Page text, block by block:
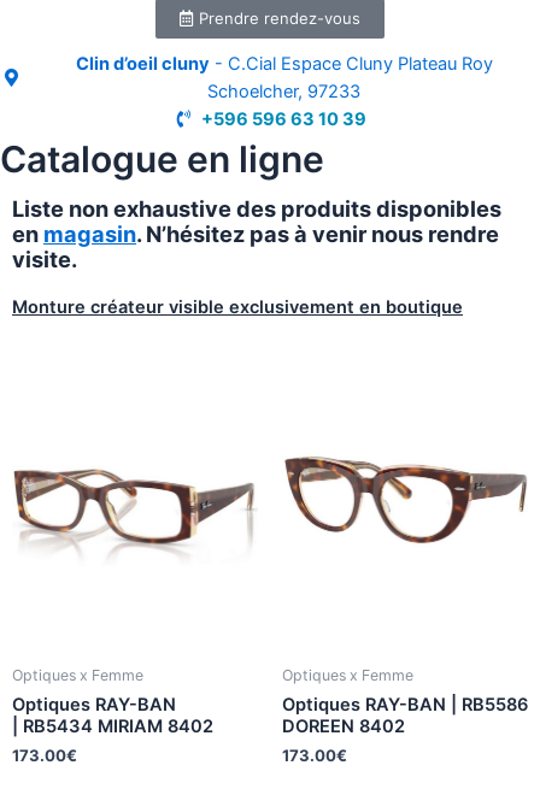
Prendre rendez-vous
Clin d’oeil cluny- C.Cial Espace Cluny Plateau Roy
Schoelcher, 97233
+596 596 63 10 39
Catalogue en ligne
Liste non exhaustive des produits disponibles
en magasin. N’hésitez pas à venir nous rendre
visite.
Monture créateur visible exclusivement en boutique
Optiques x Femme
Optiques RAY-BAN
| RB5434 MIRIAM 8402
173.00€
Optiques x Femme
Optiques RAY-BAN | RB5586
DOREEN 8402
173.00€